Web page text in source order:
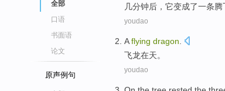
全部
口语
书面语
论文
原声例句
几分钟后，它变成了一条腾
youdao
Aflying dragon
飞龙在天。
youdao